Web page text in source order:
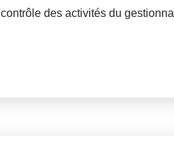
contrôle des activités du